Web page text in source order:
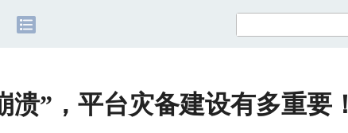
”，平台灾备建设有多重要！